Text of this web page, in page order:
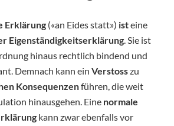
Erklärung («an Eides statt») isteine
Eigenständigkeitserklärung. Sie ist
hinaus rechtlich bindend und
Demnach kann ein Verstosszu
Konsequenzenführen, die weit
hinausgehen. Eine normale
kann zwar ebenfalls vor